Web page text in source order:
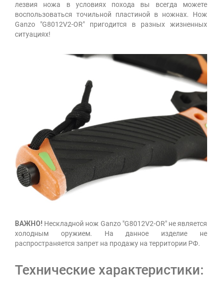
лезвия ножа в условиях похода вы всегда можете
воспользоваться точильной пластиной в ножнах. Нож
Ganzo "G8012V2-OR" пригодится в разных жизненных
ситуациях!
ВАЖНО! Нескладной нож Ganzo "G8012V2-OR" не является
холодным оружием. На данное изделие не
распространяется запрет на продажу на территории РФ.
Технические характеристики: